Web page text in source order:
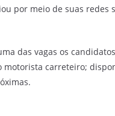
por meio de suas redes
das vagas os
motorista carreteiro;